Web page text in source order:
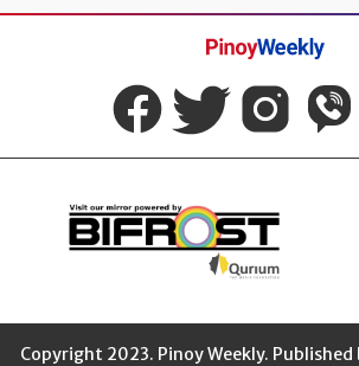
Pinoy
Weekly
Copyright 2023. Pinoy Weekly.